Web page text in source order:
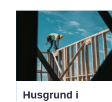
Husgrund i